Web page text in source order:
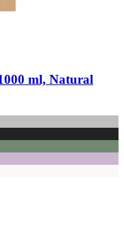
ml, Natural